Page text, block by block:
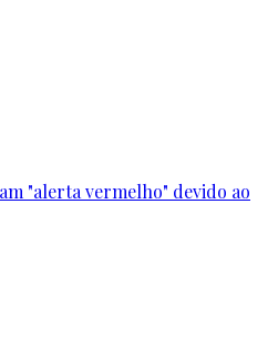
"alerta vermelho" devido ao